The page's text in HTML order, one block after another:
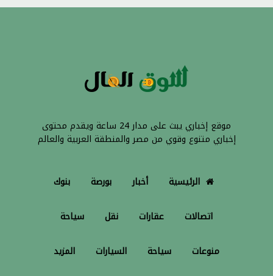
موقع إخباري يبث على مدار 24 ساعة ويقدم محتوى
إخباري متنوع وقوي من مصر والمنطقة العربية والعالم
الرئيسية أخبار بورصة بنوك
اتصالات عقارات نقل سياحة
منوعات سياحة السيارات المزيد